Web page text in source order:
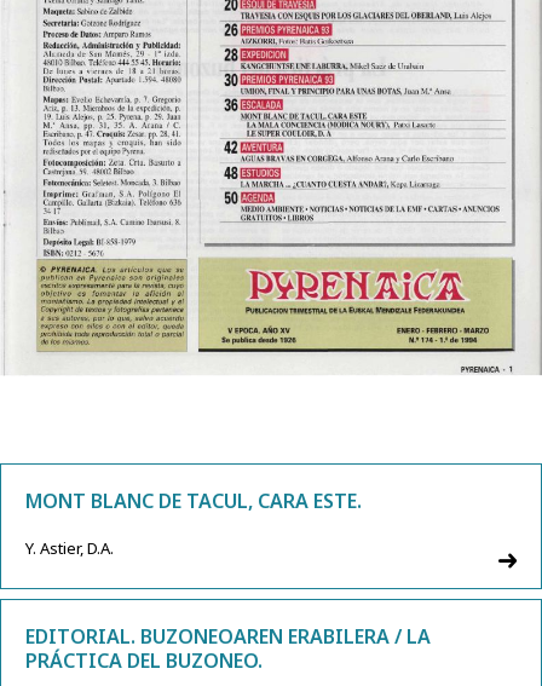
MONT BLANC DE TACUL, CARA ESTE.
Y. Astier, D.A.
EDITORIAL. BUZONEOAREN ERABILERA / LA
PRÁCTICA DEL BUZONEO.